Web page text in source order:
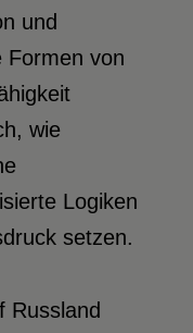
und
Formen von
wie
Logiken
setzen.
Russland